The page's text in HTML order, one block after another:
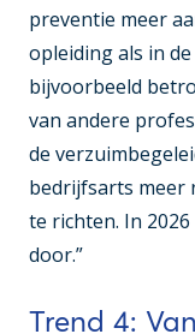
preventie meer
opleiding als in
bijvoorbeeld
van andere
de
bedrijfsarts meer
te richten. In
door.”
Trend 4: